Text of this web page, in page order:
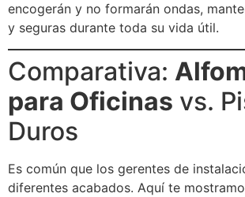
encogerán y no formarán ondas,
y seguras durante toda su vida útil.
Comparativa:
para Oficinas vs.
Duros
Es común que los gerentes de
diferentes acabados. Aquí te